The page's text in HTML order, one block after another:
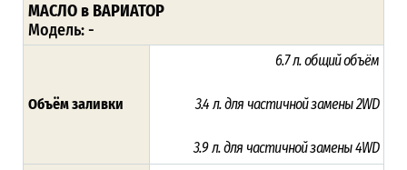
МАСЛО в ВАРИАТОР
Модель: -
Объём заливки
6.7 л.общий объём
3.4 л.для частичной замены2WD
3.9 л.для частичной замены4WD